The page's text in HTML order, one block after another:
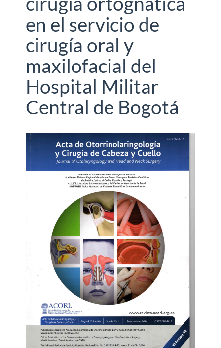
en el servicio de
cirugía oral y
maxilofacial del
Hospital Militar
Central de Bogotá
Barra
lateral
del
artículo